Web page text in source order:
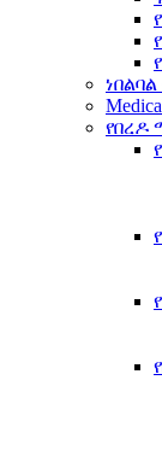
የበረዶ